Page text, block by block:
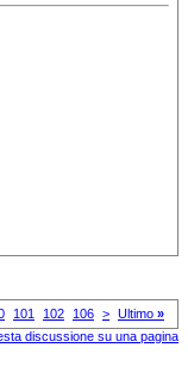
101 102 106 > Ultimo »
discussione su una pagina